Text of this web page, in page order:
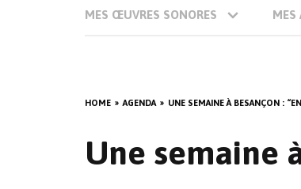
MES ŒUVRES SONORES MES
HOME AGENDA UNE SEMAINE À BESANÇON :
Une semaine